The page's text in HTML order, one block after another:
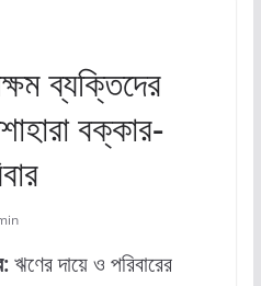
ব্যক্তিদের
বক্কার-
ঋণের দায়ে ও পরিবারের